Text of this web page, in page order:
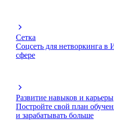
Сетка
Соцсеть для нетворкинга в
сфере
Развитие навыков и карьеры
Постройте свой план
и зарабатывать больше